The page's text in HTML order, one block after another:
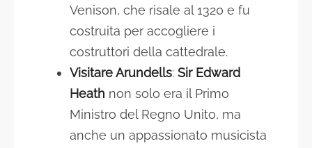
Venison, che risale al 1320 e fu
costruita per accogliere i
costruttori della cattedrale.
Visitare Arundells: Sir Edward
Heath non solo era il Primo
Ministro del Regno Unito, ma
anche un appassionato musicista